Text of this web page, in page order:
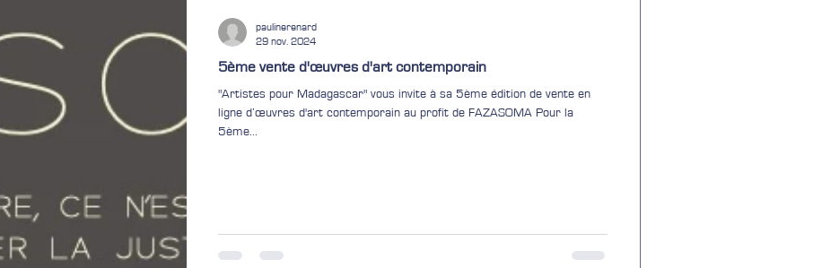
5ème vente d'œuvres d'art contemporain
"Artistes pour Madagascar" vous invite à sa 5ème édition de vente en
ligne d’œuvres d'art contemporain au profit de FAZASOMA Pour la
5ème...
paulinerenard
29 nov. 2024